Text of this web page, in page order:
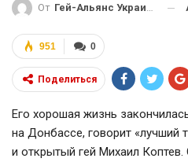
От Гей-Альянс Украина
0
951
Поделиться
Его хорошая жизнь
на Донбассе, говорит «лучший
и открытый гей Михаил